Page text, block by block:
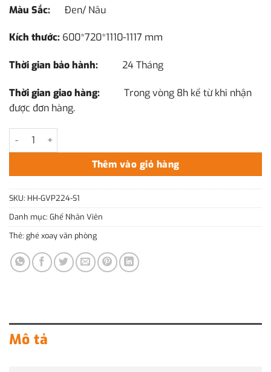
Màu Sắc: Đen/ Nâu
Kích thước: 600*720*1110-1117 mm
Thời gian bảo hành: 24 Tháng
Thời gian giao hàng: Trong vòng 8h kể từ khi nhận
được đơn hàng.
Ghế Xoay Văn Phòng Nhập Khẩu HH-GVP224-S1 Cao Cấp số
Thêm vào giỏ hàng
SKU: HH-GVP224-S1
Danh mục: Ghế Nhân Viên
Thẻ: ghé xoay văn phòng
Mô tả